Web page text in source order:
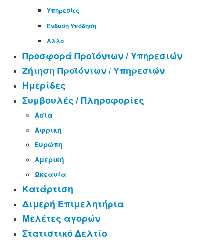
Υπηρεσίες
Ένδυση Υπόδηση
Άλλο
Προσφορά Προϊόντων / Υπηρεσιών
Ζήτηση Προϊόντων / Υπηρεσιών
Ημερίδες
Συμβουλές / Πληροφορίες
Ασία
Αφρική
Ευρώπη
Αμερική
Ωκεανία
Κατάρτιση
Διμερή Επιμελητήρια
Μελέτες αγορών
Στατιστικό Δελτίο